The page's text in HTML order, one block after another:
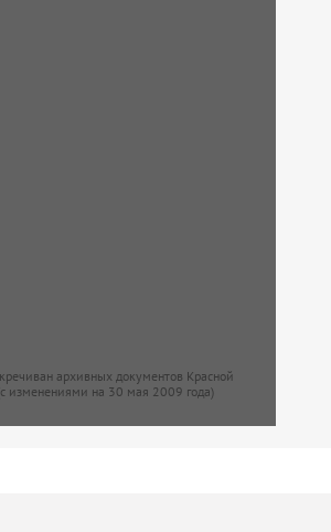
архивных документов Красной
изменениями на 30 мая 2009 года)